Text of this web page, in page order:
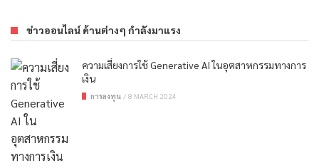
ข่าวออนไลน์ ด้านต่างๆ กำลังมาแรง
ความเสี่ยงการใช้ Generative AI ในอุตสาหกรรมทางการ
เงิน
การลงทุน / 8 MARCH 2024